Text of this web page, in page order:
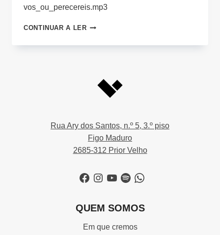
vos_ou_perecereis.mp3
CONTINUAR A LERARREPENDEI-
OU
Rua Ary dos Santos, n.º 5, 3.º piso
Figo Maduro
2685-312 Prior Velho
Facebook
Instagram
YouTube
SpotifyWhatsApp
QUEM SOMOS
Em que cremos